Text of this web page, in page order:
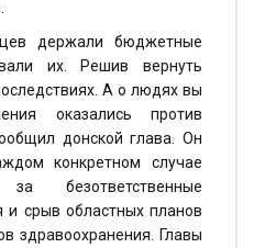
держали бюджетные
их. Решив вернуть
А о людях вы
оказались против
донской глава. Он
конкретном случае
безответственные
и срыв областных планов
здравоохранения. Главы